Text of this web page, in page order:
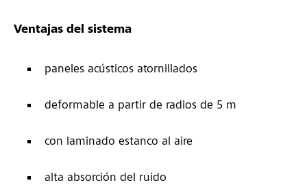
Ventajas del sistema
paneles acústicos atornillados
deformable a partir de radios de 5 m
con laminado estanco al aire
alta absorción del ruido